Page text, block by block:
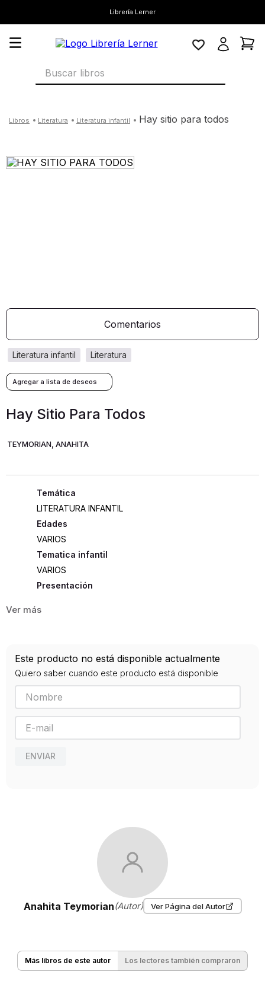
Librería Lerner
Buscar libros
literatura literatura infantil hay sitio para todos
Comentarios
literatura
literatura infantil
Hay Sitio Para Todos
TEYMORIAN, ANAHITA
LITERATURA INFANTIL
Edades
VARIOS
Tematica infantil
VARIOS
Presentación
9788494992612
Editorial
LATA DE SAL
Año de publicación
2019
Este producto no está disponible actualmente
Quiero saber cuando este producto está disponible
ENVIAR
Anahita Teymorian(Autor) Ver Página del Autor
Más libros de este autor Los lectores también compraron